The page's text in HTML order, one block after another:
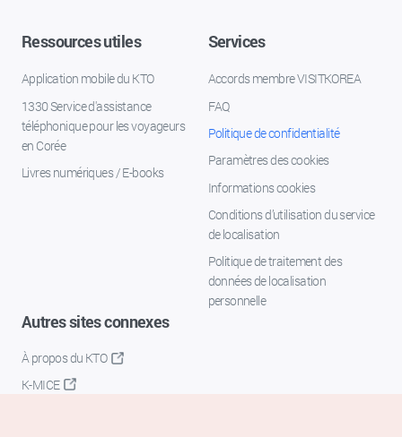
Ressources utiles
Application mobile du KTO
1330 Service d'assistance
téléphonique pour les voyageurs
en Corée
Livres numériques / E-books
Services
Accords membre VISITKOREA
FAQ
Politique de confidentialité
Paramètres des cookies
Informations cookies
Conditions d’utilisation du service
de localisation
Politique de traitement des
données de localisation
personnelle
Autres sites connexes
À propos du KTO
K-MICE